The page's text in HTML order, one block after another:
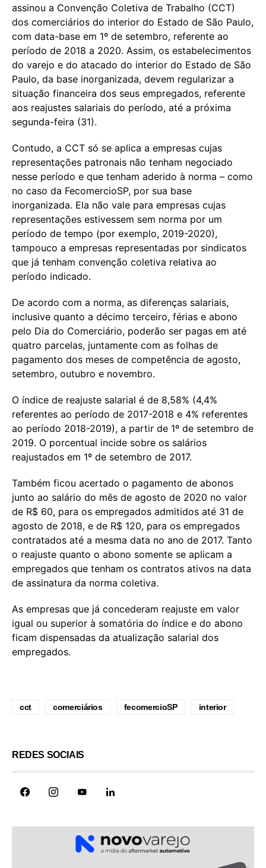
assinou a Convenção Coletiva de Trabalho (CCT)
dos comerciários do interior do Estado de São Paulo,
com data-base em 1º de setembro, referente ao
período de 2018 a 2020. Assim, os estabelecimentos
do varejo e do atacado do interior do Estado de São
Paulo, da base inorganizada, devem regularizar a
situação financeira dos seus empregados, referente
aos reajustes salariais do período, até a próxima
segunda-feira (31).
Contudo, a CCT só se aplica a empresas cujas
representações patronais não tenham negociado
nesse período e que tenham aderido à norma – como
no caso da FecomercioSP, por sua base
inorganizada. Ela não vale para empresas cujas
representações estivessem sem norma por um
período de tempo (por exemplo, 2019-2020),
tampouco a empresas representadas por sindicatos
que já tenham convenção coletiva relativa ao
período indicado.
De acordo com a norma, as diferenças salariais,
inclusive quanto a décimo terceiro, férias e abono
pelo Dia do Comerciário, poderão ser pagas em até
quatro parcelas, juntamente com as folhas de
pagamento dos meses de competência de agosto,
setembro, outubro e novembro.
O índice de reajuste salarial é de 8,58% (4,4%
referentes ao período de 2017-2018 e 4% referentes
ao período 2018-2019), a partir de 1º de setembro de
2019. O porcentual incide sobre os salários
reajustados em 1º de setembro de 2017.
Também ficou acertado o pagamento de abonos
junto ao salário do mês de agosto de 2020 no valor
de R$ 60, para os empregados admitidos até 31 de
agosto de 2018, e de R$ 120, para os empregados
contratados até a mesma data no ano de 2017. Tanto
o reajuste quanto o abono somente se aplicam a
empregados que tenham os contratos ativos na data
de assinatura da norma coletiva.
As empresas que já concederam reajuste em valor
igual ou superior à somatória do índice e do abono
ficam dispensadas da atualização salarial dos
empregados.
cct comerciários fecomercioSP interior
REDES SOCIAIS